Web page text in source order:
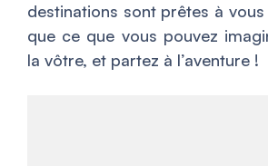
destinations sont prêtes à
que ce que vous pouvez
la vôtre, et partez à l’aventure !